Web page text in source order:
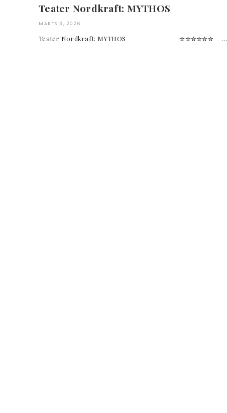
Teater Nordkraft: MYTHOS
MARTS 3, 2026
Teater Nordkraft: MYTHOS ✮✮✮✮✮✮ …